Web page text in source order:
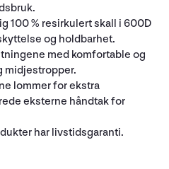
100 % resirkulert skall i 600D
og holdbarhet.
med komfortable og
midjestropper.
lommer for ekstra
eksterne håndtak for
har livstidsgaranti.